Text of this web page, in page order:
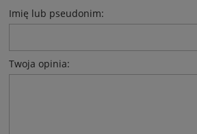
Imię lub pseudonim:
Twoja opinia: